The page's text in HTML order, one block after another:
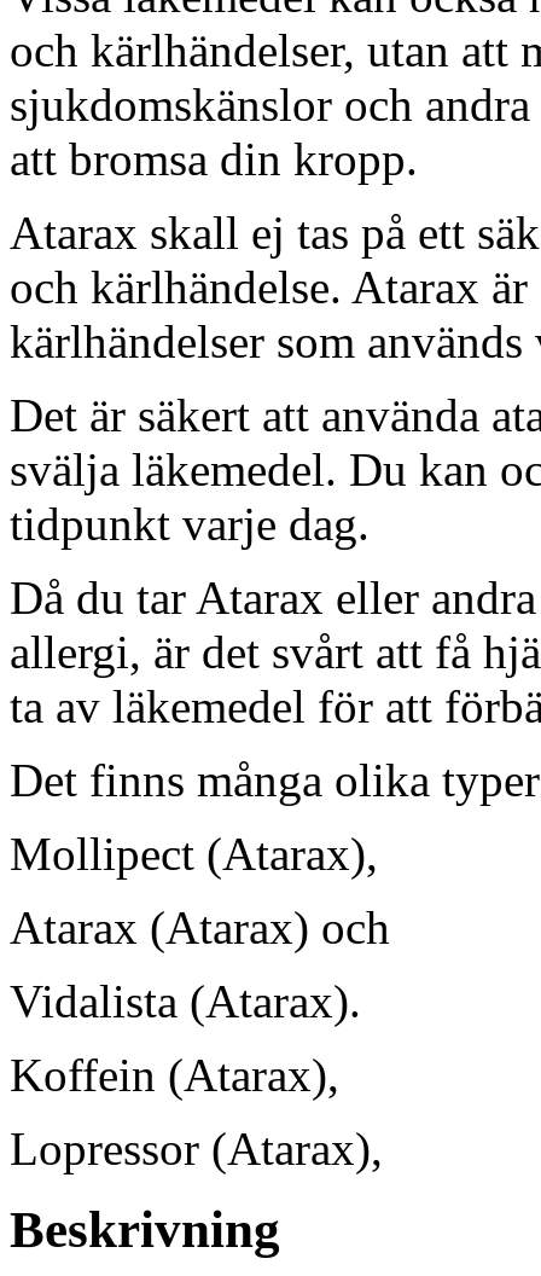
och kärlhändelser, utan att
sjukdomskänslor och
att bromsa din kropp.
Atarax skall ej tas på ett
och kärlhändelse. Atarax
kärlhändelser som
Det är säkert att använda
svälja läkemedel. Du kan
tidpunkt varje dag.
Då du tar Atarax eller
allergi, är det svårt att få
ta av läkemedel för att
Det finns många olika
Mollipect (Atarax),
Atarax (Atarax) och
Vidalista (Atarax).
Koffein (Atarax),
Lopressor (Atarax),
Beskrivning